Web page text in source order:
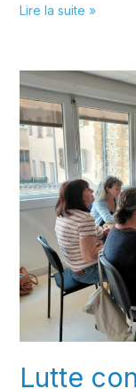
Un
l’environnement
aux
couleurs
d’Appui
&
Lire la suite »
Lutte